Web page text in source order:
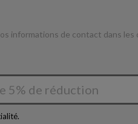
informations de contact dans les
.